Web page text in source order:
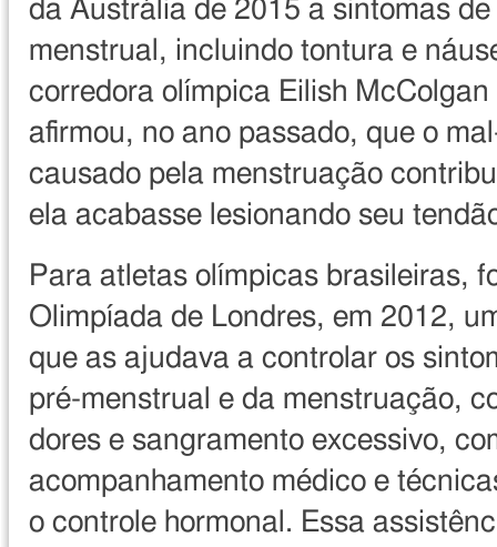
da Austrália de 2015 a sintomas
menstrual, incluindo tontura e
corredora olímpica Eilish McColgan
afirmou, no ano passado, que o
causado pela menstruação
ela acabasse lesionando seu
Para atletas olímpicas brasileiras,
Olimpíada de Londres, em 2012,
que as ajudava a controlar os
pré-menstrual e da menstruação,
dores e sangramento excessivo,
acompanhamento médico e
o controle hormonal. Essa